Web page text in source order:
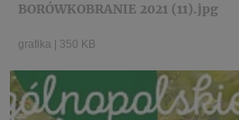
BORÓWKOBRANIE 2021 (11).jpg
grafika 350 KB